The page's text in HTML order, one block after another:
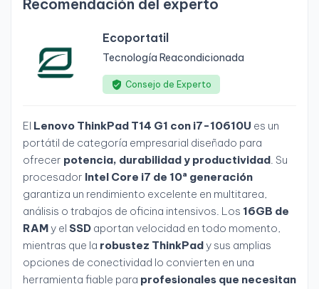
Recomendación del experto
Ecoportatil
Tecnología Reacondicionada
Consejo de Experto
El Lenovo ThinkPad T14 G1 con i7-10610U es un
portátil de categoría empresarial diseñado para
ofrecer potencia, durabilidad y productividad. Su
procesador Intel Core i7 de 10ª generación
garantiza un rendimiento excelente en multitarea,
análisis o trabajos de oficina intensivos. Los 16GB de
RAMy el SSD aportan velocidad en todo momento,
mientras que la robustez ThinkPady sus amplias
opciones de conectividad lo convierten en una
herramienta fiable para profesionales que necesitan